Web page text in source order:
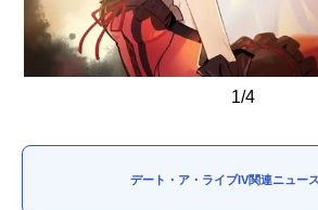
秋アニメ 冬ア
男性声優/女性声優一覧
1/4
デート・ア・ライブIV関連ニュー